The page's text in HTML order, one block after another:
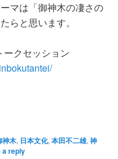
マは「御神木の凄さの
らと思います。
ークセッション
神木, 日本文化, 本田不二雄, 神
a reply